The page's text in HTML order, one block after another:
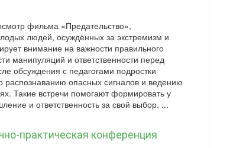
фильма «Предательство»,
людей, осуждённых за экстремизм и
внимание на важности правильного
манипуляций и ответственности перед
обсуждения с педагогами подростки
распознаванию опасных сигналов и ведению
Такие встречи помогают формировать у
и ответственность за свой выбор. ...
практическая конференция